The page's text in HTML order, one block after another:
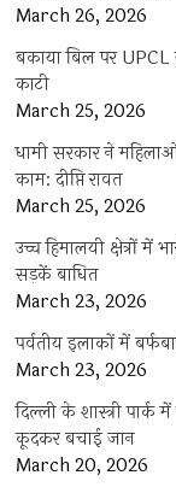
March 26, 2026
बकाया बिल पर UPCL
काटी
March 25, 2026
धामी सरकार ने
काम: दीप्ति रावत
March 25, 2026
उच्च हिमालयी क्षेत्रों
सड़कें बाधित
March 23, 2026
पर्वतीय इलाकों में
March 23, 2026
दिल्ली के शास्त्री
कूदकर बचाई जान
March 20, 2026